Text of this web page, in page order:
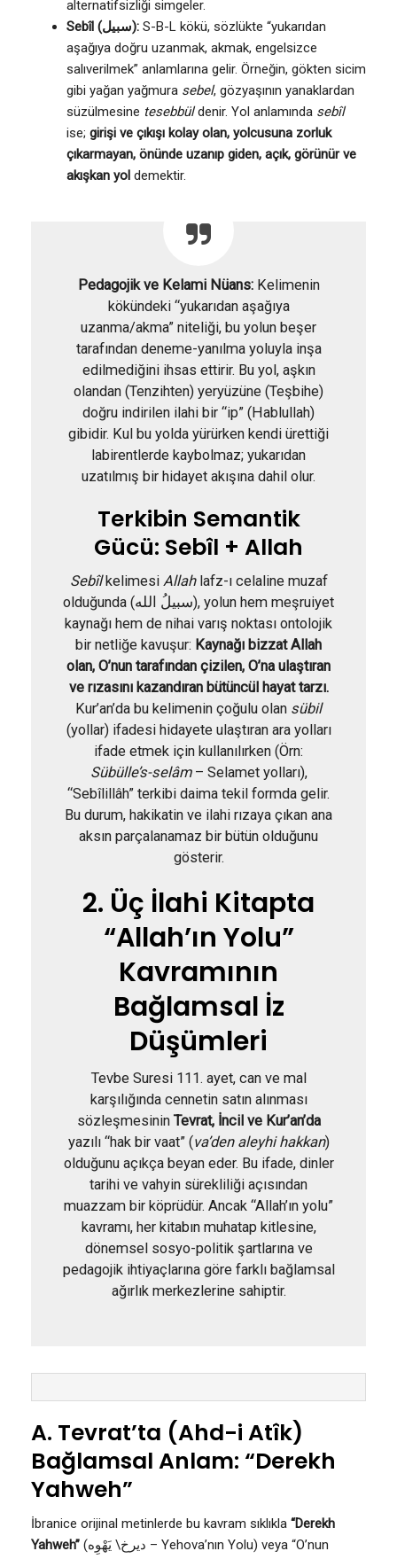
alternatifsizliği simgeler.
Sebîl (سبيل): S-B-L kökü, sözlükte “yukarıdan
aşağıya doğru uzanmak, akmak, engelsizce
salıverilmek” anlamlarına gelir. Örneğin, gökten sicim
gibi yağan yağmura sebel, gözyaşının yanaklardan
süzülmesine tesebbüldenir. Yol anlamında sebîl
ise; girişi ve çıkışı kolay olan, yolcusuna zorluk
çıkarmayan, önünde uzanıp giden, açık, görünür ve
akışkan yol demektir.
Pedagojik ve Kelami Nüans:Kelimenin
kökündeki “yukarıdan aşağıya
uzanma/akma” niteliği, bu yolun beşer
tarafından deneme-yanılma yoluyla inşa
edilmediğini ihsas ettirir. Bu yol, aşkın
olandan (Tenzihten) yeryüzüne (Teşbihe)
doğru indirilen ilahi bir “ip” (Hablullah)
gibidir. Kul bu yolda yürürken kendi ürettiği
labirentlerde kaybolmaz; yukarıdan
uzatılmış bir hidayet akışına dahil olur.
Terkibin Semantik
Gücü: Sebîl + Allah
Sebîlkelimesi Allahlafz-ı celaline muzaf
olduğunda (سبيلُ الله), yolun hem meşruiyet
kaynağı hem de nihai varış noktası ontolojik
bir netliğe kavuşur: Kaynağı bizzat Allah
olan, O’nun tarafından çizilen, O’na ulaştıran
ve rızasını kazandıran bütüncül hayat tarzı.
Kur’an’da bu kelimenin çoğulu olan sübil
(yollar) ifadesi hidayete ulaştıran ara yolları
ifade etmek için kullanılırken (Örn:
Sübülle’s-selâm– Selamet yolları),
“Sebîlillâh” terkibi daima tekil formda gelir.
Bu durum, hakikatin ve ilahi rızaya çıkan ana
aksın parçalanamaz bir bütün olduğunu
gösterir.
2. Üç İlahi Kitapta
“Allah’ın Yolu”
Kavramının
Bağlamsal İz
Düşümleri
Tevbe Suresi 111. ayet, can ve mal
karşılığında cennetin satın alınması
sözleşmesinin Tevrat, İncil ve Kur’an’da
yazılı “hak bir vaat” (va’den aleyhi hakkan)
olduğunu açıkça beyan eder. Bu ifade, dinler
tarihi ve vahyin sürekliliği açısından
muazzam bir köprüdür. Ancak “Allah’ın yolu”
kavramı, her kitabın muhatap kitlesine,
dönemsel sosyo-politik şartlarına ve
pedagojik ihtiyaçlarına göre farklı bağlamsal
ağırlık merkezlerine sahiptir.
A. Tevrat’ta (Ahd-i Atîk)
Bağlamsal Anlam: “Derekh
Yahweh”
İbranice orijinal metinlerde bu kavram sıklıkla “Derekh
Yahweh” (ديرخ\ يَهْوِه – Yehova’nın Yolu) veya “O’nun